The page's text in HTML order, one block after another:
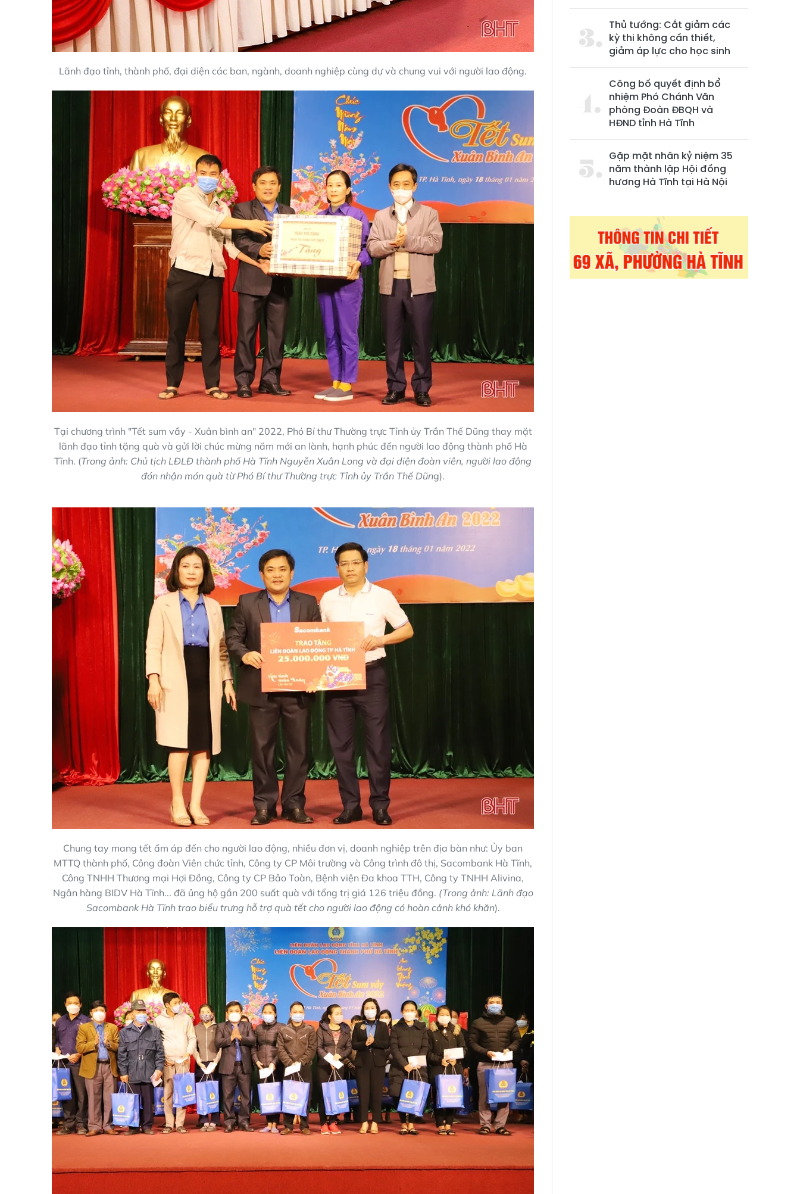
Lãnh đạo tỉnh, thành phố, đại diện các ban, ngành, doanh nghiệp cùng dự và chung vui với người lao động.
Tại chương trình "Tết sum vầy - Xuân bình an" 2022, Phó Bí thư Thường trực Tỉnh ủy Trần Thế Dũng thay mặt
lãnh đạo tỉnh tặng quà và gửi lời chúc mừng năm mới an lành, hạnh phúc đến người lao động thành phố Hà
Tĩnh. (Trong ảnh: Chủ tịch LĐLĐ thành phố Hà Tĩnh Nguyễn Xuân Long và đại diện đoàn viên, người lao động
đón nhận món quà từ Phó Bí thư Thường trực Tỉnh ủy Trần Thế Dũng).
Chung tay mang tết ấm áp đến cho người lao động, nhiều đơn vị, doanh nghiệp trên địa bàn như: Ủy ban
MTTQ thành phố, Công đoàn Viên chức tỉnh, Công ty CP Môi trường và Công trình đô thị, Sacombank Hà Tĩnh,
Công TNHH Thương mại Hợi Đồng, Công ty CP Bảo Toàn, Bệnh viện Đa khoa TTH, Công ty TNHH Alivina,
Ngân hàng BIDV Hà Tĩnh... đã ủng hộ gần 200 suất quà với tổng trị giá 126 triệu đồng. (Trong ảnh: Lãnh đạo
Sacombank Hà Tĩnh trao biểu trưng hỗ trợ quà tết cho người lao động có hoàn cảnh khó khăn).
Thủ tướng: Cắt giảm các
kỳ thi không cần thiết,
giảm áp lực cho học sinh
Công bố quyết định bổ
nhiệm Phó Chánh Văn
phòng Đoàn ĐBQH và
HĐND tỉnh Hà Tĩnh
Gặp mặt nhân kỷ niệm 35
năm thành lập Hội đồng
hương Hà Tĩnh tại Hà Nội